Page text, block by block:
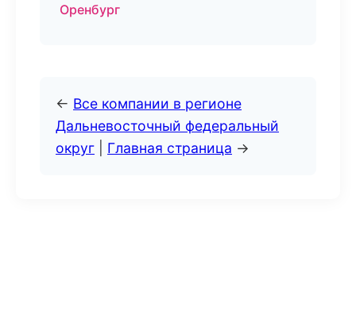
Оренбург
← Все компании в регионе
Дальневосточный федеральный
округ
Главная страница →